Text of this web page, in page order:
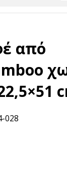
από
028